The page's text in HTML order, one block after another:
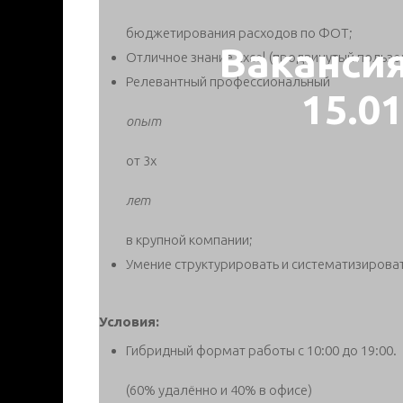
бюджетирования расходов по ФОТ;
Отличное знание Excel (продвинутый
Релевантный профессиональный
опыт
от 3х
лет
в крупной компании;
Умение структурировать и
Условия:
Гибридный формат работы с 10:00 до 19:00.
(60% удалённо и 40% в офисе)